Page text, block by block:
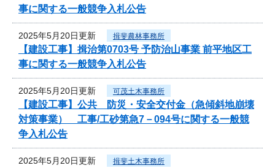
事に関する一般競争入札公告
2025年5月20日更新 揖斐農林事務所
【建設工事】揖治第0703号 予防治山事業 前平地区工
事に関する一般競争入札公告
2025年5月20日更新 可茂土木事務所
【建設工事】公共 防災・安全交付金（急傾斜地崩壊
対策事業） 工事/工砂第急7－094号に関する一般競
争入札公告
2025年5月20日更新 揖斐土木事務所